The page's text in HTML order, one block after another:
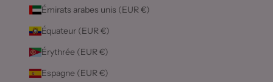
Émirats arabes unis (EUR €)
Équateur (EUR €)
Érythrée (EUR €)
Espagne (EUR €)